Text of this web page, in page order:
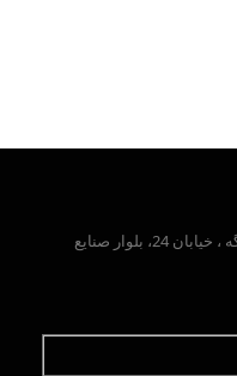
تهران، اسلامشهر،شهرک صنعتی چهاردانگه ، خیابان 24، بلوار صنایع